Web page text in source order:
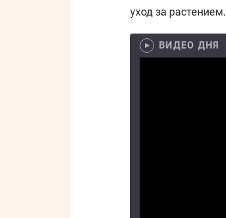
уход за растением.
ВИДЕО ДНЯ